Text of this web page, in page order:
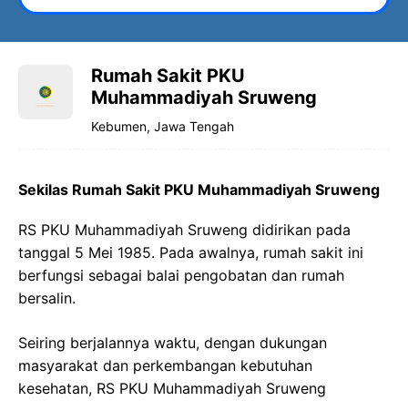
Rumah Sakit PKU
Muhammadiyah Sruweng
Kebumen, Jawa Tengah
Sekilas Rumah Sakit PKU Muhammadiyah Sruweng
RS PKU Muhammadiyah Sruweng didirikan pada
tanggal 5 Mei 1985. Pada awalnya, rumah sakit ini
berfungsi sebagai balai pengobatan dan rumah
bersalin.
Seiring berjalannya waktu, dengan dukungan
masyarakat dan perkembangan kebutuhan
kesehatan, RS PKU Muhammadiyah Sruweng